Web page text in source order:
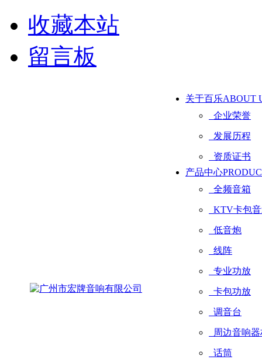
收藏本站
留言板
关于百乐ABOUT
企业荣誉
发展历程
资质证书
产品中心
全频音箱
KTV卡包
低音炮
线阵
专业功放
卡包功放
调音台
周边音响器
话筒